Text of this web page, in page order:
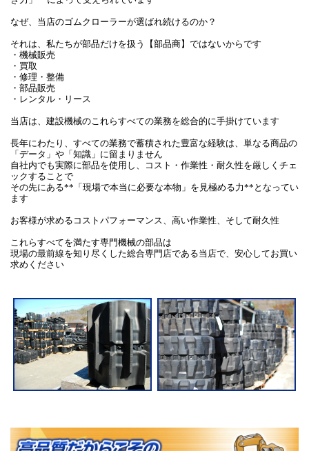
なぜ、当店のゴムクローラーが選ばれ続けるのか？
それは、私たちが部品だけを扱う【部品商】ではないからです
・機械販売
・買取
・修理・整備
・部品販売
・レンタル・リース
当店は、建設機械のこれらすべての業務を総合的に手掛けています
長年にわたり、すべての業務で蓄積された豊富な経験は、単なる商品の
「データ」や「知識」に留まりません
自社内でも実際に部品を使用し、コスト・作業性・耐久性を厳しくチェ
ックすることで
その先にある**「現場で本当に必要な本物」を見極める力**となってい
ます
お客様が求めるコストパフォーマンス、高い作業性、そして耐久性
これらすべてを満たす専門機械の部品は
現場の最前線を知り尽くした総合専門店である当店で、安心してお買い
求めください